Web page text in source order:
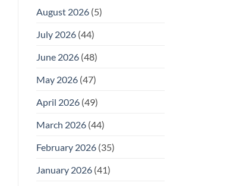
August 2026(5)
July 2026(44)
June 2026(48)
May 2026(47)
April 2026(49)
March 2026(44)
February 2026(35)
January 2026(41)